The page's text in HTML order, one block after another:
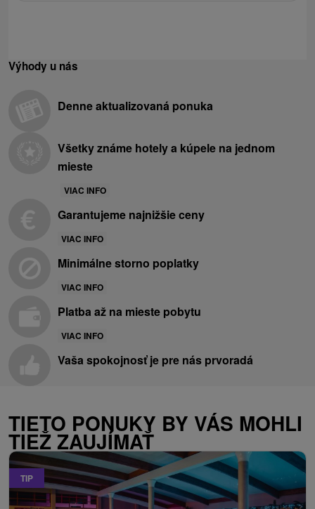
Výhody u nás
Denne aktualizovaná ponuka
Všetky známe hotely a kúpele na jednom
mieste
VIAC INFO
Garantujeme najnižšie ceny
VIAC INFO
Minimálne storno poplatky
VIAC INFO
Platba až na mieste pobytu
VIAC INFO
Vaša spokojnosť je pre nás prvoradá
TIETO PONUKY BY VÁS MOHLI
TIEŽ ZAUJÍMAŤ
TIP